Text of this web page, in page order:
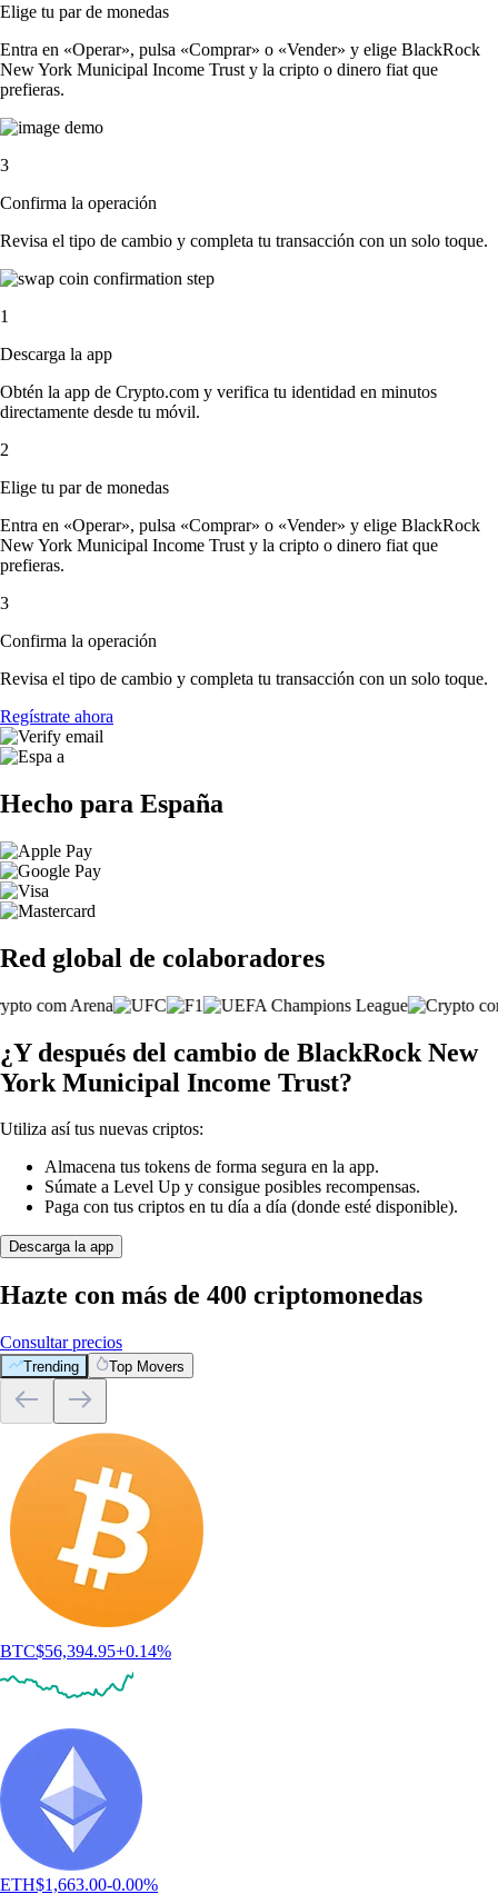
Elige tu par de monedas
Entra en «Operar», pulsa «Comprar» o «Vender» y elige BlackRock
New York Municipal Income Trust y la cripto o dinero fiat que
prefieras.
3
Confirma la operación
Revisa el tipo de cambio y completa tu transacción con un solo toque.
1
Descarga la app
Obtén la app de Crypto.com y verifica tu identidad en minutos
directamente desde tu móvil.
2
Elige tu par de monedas
Entra en «Operar», pulsa «Comprar» o «Vender» y elige BlackRock
New York Municipal Income Trust y la cripto o dinero fiat que
prefieras.
3
Confirma la operación
Revisa el tipo de cambio y completa tu transacción con un solo toque.
Regístrate ahora
Hecho para España
Red global de colaboradores
¿Y después del cambio de BlackRock New
York Municipal Income Trust?
Utiliza así tus nuevas criptos:
Almacena tus tokens de forma segura en la app.
Súmate a Level Up y consigue posibles recompensas.
Paga con tus criptos en tu día a día (donde esté disponible).
Descarga la app
Hazte con más de 400 criptomonedas
Consultar precios
Trending Top Movers
BTC$56,394.95+0.14%
ETH$1,663.00-0.00%